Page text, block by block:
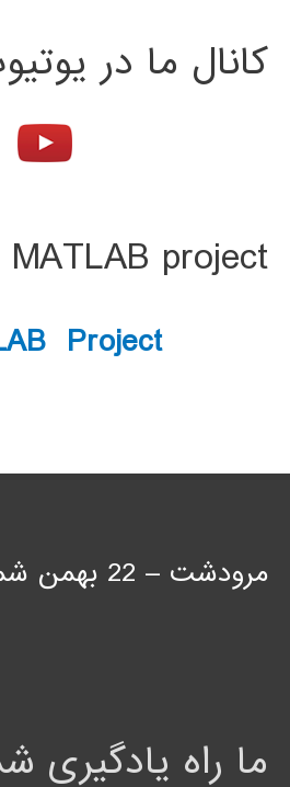
کانال ما در
MATLAB project
Project
مرودشت – 22 بهمن شمالی
ما راه یادگیری